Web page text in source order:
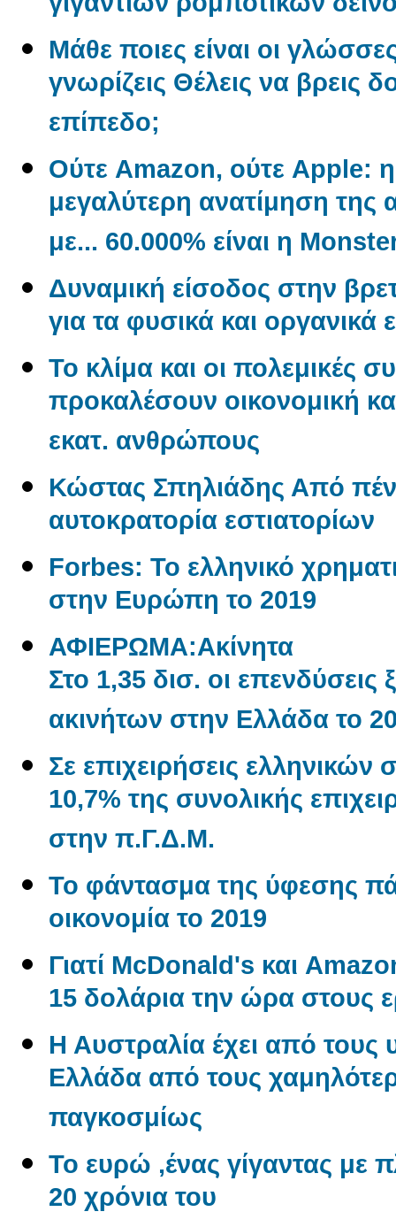
Μάθε ποιες είναι οι
γνωρίζεις Θέλεις να βρεις
επίπεδο;
Ούτε Amazon, ούτε Apple: η
μεγαλύτερη ανατίμηση της
με... 60.000% είναι η
Δυναμική είσοδος στην
για τα φυσικά και οργανικά
Το κλίμα και οι πολεμικές
προκαλέσουν οικονομική
εκατ. ανθρώπους
Κώστας Σπηλιάδης Από
αυτοκρατορία εστιατορίων
Forbes: Το ελληνικό
στην Ευρώπη το 2019
ΑΦΙΕΡΩΜΑ:Aκίνητα
Στο 1,35 δισ. οι
ακινήτων στην Ελλάδα το
Σε επιχειρήσεις
10,7% της συνολικής
στην π.Γ.Δ.Μ.
Το φάντασμα της ύφεσης
οικονομία το 2019
Γιατί McDonald's και
15 δολάρια την ώρα στους
Η Αυστραλία έχει από τους
Ελλάδα από τους
παγκοσμίως
Το ευρώ ,ένας γίγαντας με
20 χρόνια του